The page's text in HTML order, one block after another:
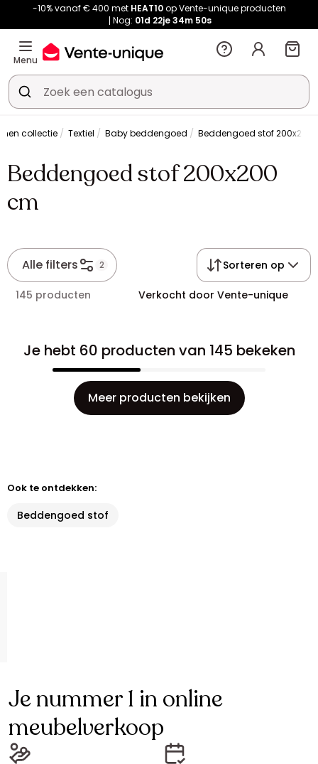
-10% vanaf € 400 met HEAT10op Vente-unique producten
Nog: 01d 22je 34m 49s
Menu
collectie Textiel Baby beddengoed Beddengoed stof 200x200
Beddengoed stof 200x200
cm
Alle filters 2 Sorteren op
145 producten Verkocht door Vente-unique
Je hebt 60 producten van 145 bekeken
Meer producten bekijken
Ook te ontdekken:
Beddengoed stof
Je nummer 1 in online
meubelverkoop